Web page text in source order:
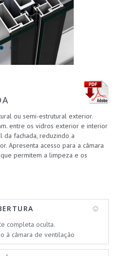
ou semi-estrutural exterior.
entre os vidros exterior e interior
da fachada, reduzindo a
Apresenta acesso para a câmara
permitem a limpeza e os
completa oculta.
à câmara de ventilação